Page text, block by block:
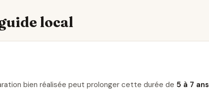
local
bien réalisée peut prolonger cette durée de 5 à 7 ans